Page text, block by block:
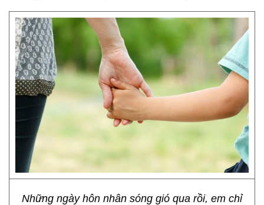
Những ngày hôn nhân sóng gió qua rồi, em chỉ